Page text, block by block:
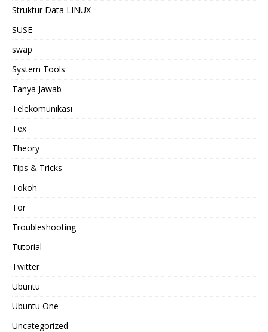
Struktur Data LINUX
SUSE
swap
System Tools
Tanya Jawab
Telekomunikasi
Tex
Theory
Tips & Tricks
Tokoh
Tor
Troubleshooting
Tutorial
Twitter
Ubuntu
Ubuntu One
Uncategorized